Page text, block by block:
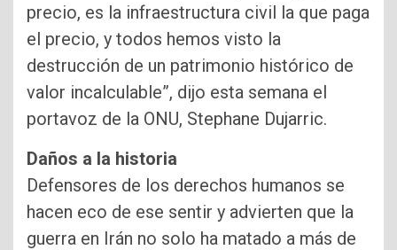
precio, es la infraestructura civil la que paga
el precio, y todos hemos visto la
destrucción de un patrimonio histórico de
valor incalculable”, dijo esta semana el
portavoz de la ONU, Stephane Dujarric.
Daños a la historia
Defensores de los derechos humanos se
hacen eco de ese sentir y advierten que la
guerra en Irán no solo ha matado a más de